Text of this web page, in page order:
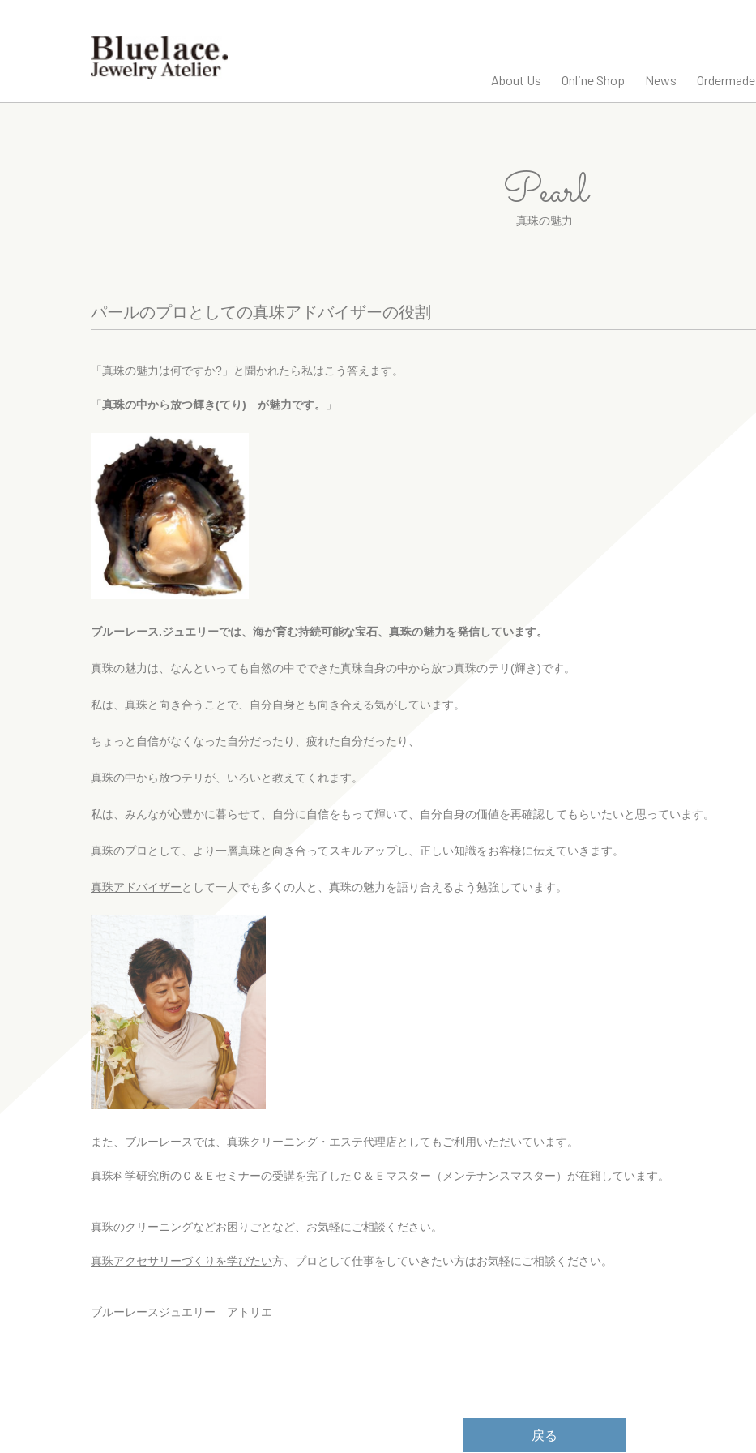
About Us Online Shop News Ordermade
Pearl
真珠の魅力
パールのプロとしての真珠アドバイザーの役割
「真珠の魅力は何ですか?」と聞かれたら私はこう答えます。
「 真珠の中から放つ輝き(てり) が魅力です。 」
ブルーレース.ジュエリーでは、海が育む持続可能な宝石、真珠の魅力を発信しています。
真珠の魅力は、なんといっても自然の中でできた真珠自身の中から放つ真珠のテリ(輝き)です。
私は、真珠と向き合うことで、自分自身とも向き合える気がしています。
ちょっと自信がなくなった自分だったり、疲れた自分だったり、
真珠の中から放つテリが、いろいと教えてくれます。
私は、みんなが心豊かに暮らせて、自分に自信をもって輝いて、自分自身の価値を再確認してもらいたいと思っています。
真珠のプロとして、より一層真珠と向き合ってスキルアップし、正しい知識をお客様に伝えていきます。
真珠アドバイザーとして一人でも多くの人と、真珠の魅力を語り合えるよう勉強しています。
また、ブルーレースでは、 真珠クリーニング・エステ代理店としてもご利用いただいています。
真珠科学研究所のＣ＆Ｅセミナーの受講を完了したＣ＆Ｅマスター（メンテナンスマスター）が在籍しています。
真珠のクリーニングなどお困りごとなど、お気軽にご相談ください。
真珠アクセサリーづくりを学びたい方、プロとして仕事をしていきたい方はお気軽にご相談ください。
ブルーレースジュエリー アトリエ
戻る